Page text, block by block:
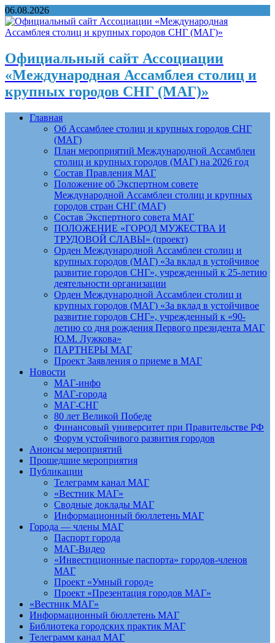
06.08.2026
Официальный сайт Ассоциации
«Международная Ассамблея столиц и
крупных городов СНГ (МАГ)»
Главная
Об Ассамблее столиц и крупных городов СНГ
(МАГ)
План мероприятий Международной Ассамблеи
столиц и крупных городов (МАГ) на 2026 год
Состав Правления МАГ
Положение об Экспертном совете
Международной Ассамблеи столиц и крупных
городов стран СНГ (МАГ)
Состав Экспертного совета МАГ
ПОЛОЖЕНИЕ «ГОРОД МУЖЕСТВА И
ТРУДОВОЙ СЛАВЫ» (проект)
Орден Международной Ассамблеи столиц и
крупных городов (МАГ) «За вклад в устойчивое
развитие городов СНГ», учрежденный к 25-летию
деятельности организации
Орден Международной Ассамблеи столиц и
крупных городов (МАГ) «За вклад в устойчивое
развитие городов СНГ», учрежденный к «90-
летию со дня рождения Первого президента МАГ
Ю.М. Лужкова»
ПАРТНЕРЫ МАГ
Проект Заявления о приеме в МАГ
Новости
МАГ-инфо
МАГ-города
МАГ-СНГ
80 лет Великой Победе
Финансовый университет при Правительстве РФ
Форум устойчивого развития городов
Анонсы мероприятий
Прошедшие мероприятия
Публикации
Телеграмм канал МАГ
«Вестник МАГ»
Сводные доклады МАГ
Информационный бюллетень МАГ
Города — члены МАГ
Паспорт города
МАГ-Видео
«Инвестиционные паспорта» городов-членов
МАГ
Проект «Умный город»
Проект «Презентация городов МАГ»
«Вестник МАГ»
Информационный бюллетень МАГ
Библиотека городских практик МАГ
Телеграмм канал МАГ